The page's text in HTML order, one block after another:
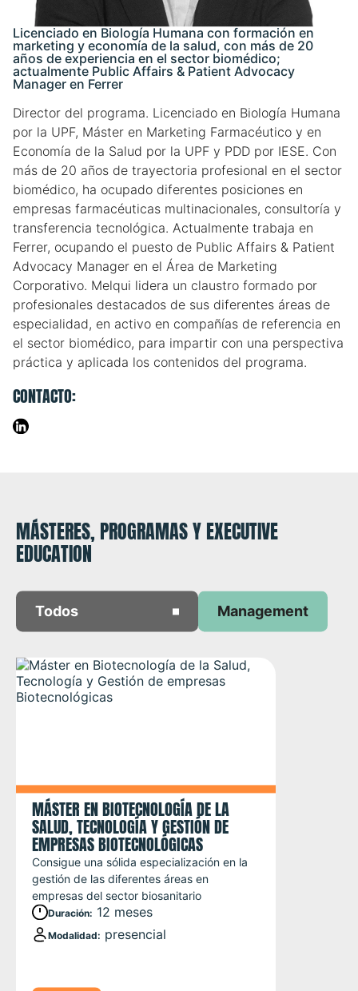
Blog
Campus Virtual
Solicitar información
Llámanos
Licenciado en Biología Humana con formación en
marketing y economía de la salud, con más de 20
años de experiencia en el sector biomédico;
actualmente Public Affairs & Patient Advocacy
Manager en Ferrer
Director del programa. Licenciado en Biología Humana
por la UPF, Máster en Marketing Farmacéutico y en
Economía de la Salud por la UPF y PDD por IESE. Con
más de 20 años de trayectoria profesional en el sector
biomédico, ha ocupado diferentes posiciones en
empresas farmacéuticas multinacionales, consultoría y
transferencia tecnológica. Actualmente trabaja en
Ferrer, ocupando el puesto de Public Affairs & Patient
Advocacy Manager en el Área de Marketing
Corporativo. Melqui lidera un claustro formado por
profesionales destacados de sus diferentes áreas de
especialidad, en activo en compañías de referencia en
el sector biomédico, para impartir con una perspectiva
práctica y aplicada los contenidos del programa.
CONTACTO:
MÁSTERES, PROGRAMAS Y EXECUTIVE
EDUCATION
Todos Management
MÁSTER EN BIOTECNOLOGÍA DE LA
SALUD, TECNOLOGÍA Y GESTIÓN DE
EMPRESAS BIOTECNOLÓGICAS
Consigue una sólida especialización en la
gestión de las diferentes áreas en
empresas del sector biosanitario
Duración: 12 meses
Modalidad: presencial